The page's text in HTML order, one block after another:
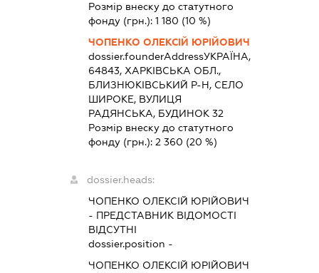
Розмір внеску до статутного
фонду (грн.): 1 180 (10 %)
ЧОПЕНКО ОЛЕКСІЙ ЮРІЙОВИЧ
dossier.founderAddressУКРАЇНА,
64843, ХАРКІВСЬКА ОБЛ.,
БЛИЗНЮКІВСЬКИЙ Р-Н, СЕЛО
ШИРОКЕ, ВУЛИЦЯ
РАДЯНСЬКА, БУДИНОК 32
Розмір внеску до статутного
фонду (грн.): 2 360 (20 %)
dossier.heads:
ЧОПЕНКО ОЛЕКСІЙ ЮРІЙОВИЧ
- ПРЕДСТАВНИКВІДОМОСТІ
ВІДСУТНІ
dossier.position -
ЧОПЕНКО ОЛЕКСІЙ ЮРІЙОВИЧ